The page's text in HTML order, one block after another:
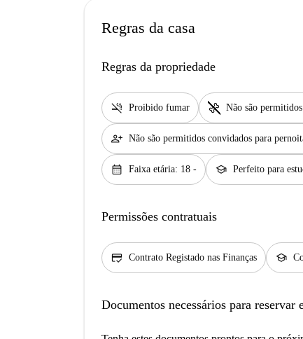
Regras da casa
Regras da propriedade
smoke_free Proibido fumar pet_supplies Não são
person_add Não são permitidos convidados para
calendar_month Faixa etária: 18 - school Perfeito para
Permissões contratuais
credit_score Contrato Registado nas Finanças school
Documentos necessários para reservar